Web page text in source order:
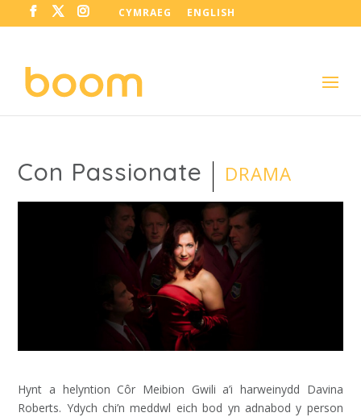
CYMRAEG ENGLISH
Con Passionate DRAMA
Hynt a helyntion Côr Meibion Gwili a’i harweinydd Davina
Roberts. Ydych chi’n meddwl eich bod yn adnabod y person